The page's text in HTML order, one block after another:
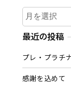
ア
ー
カ
ブ
最近の投稿
プレ・プラチ
感謝を込めて